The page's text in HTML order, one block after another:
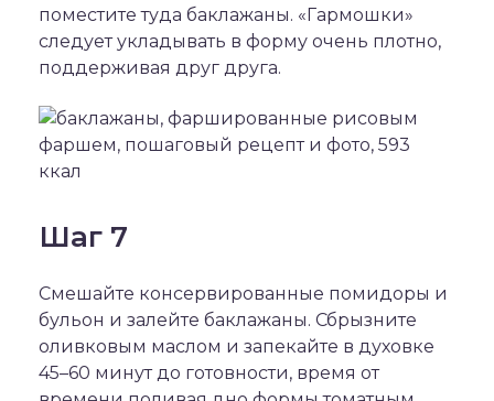
поместите туда баклажаны. «Гармошки»
следует укладывать в форму очень плотно,
поддерживая друг друга.
Шаг 7
Смешайте консервированные помидоры и
бульон и залейте баклажаны. Сбрызните
оливковым маслом и запекайте в духовке
45–60 минут до готовности, время от